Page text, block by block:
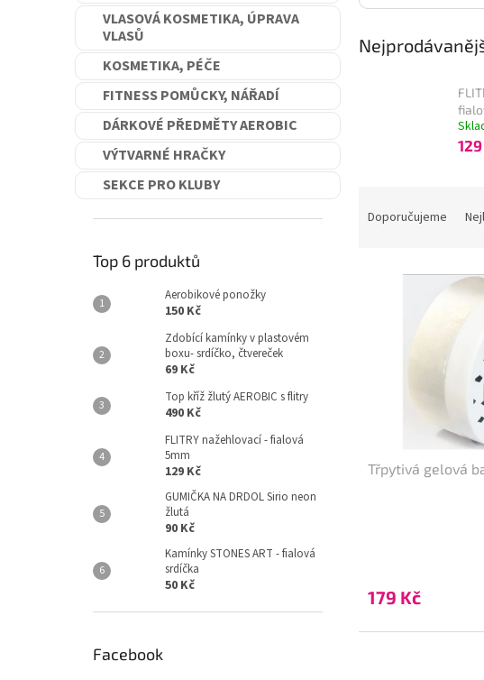
VLASOVÁ KOSMETIKA, ÚPRAVA
VLASŮ
KOSMETIKA, PÉČE
FITNESS POMŮCKY, NÁŘADÍ
DÁRKOVÉ PŘEDMĚTY AEROBIC
VÝTVARNÉ HRAČKY
SEKCE PRO KLUBY
Top 6 produktů
Aerobikové ponožky
150 Kč
Zdobící kamínky v plastovém
boxu- srdíčko, čtvereček
69 Kč
Top kříž žlutý AEROBIC s flitry
490 Kč
FLITRY nažehlovací - fialová
5mm
129 Kč
GUMIČKA NA DRDOL Sirio neon
žlutá
90 Kč
Kamínky STONES ART - fialová
srdíčka
50 Kč
Facebook
Doporučujeme
Třpytivá gelová
179 Kč